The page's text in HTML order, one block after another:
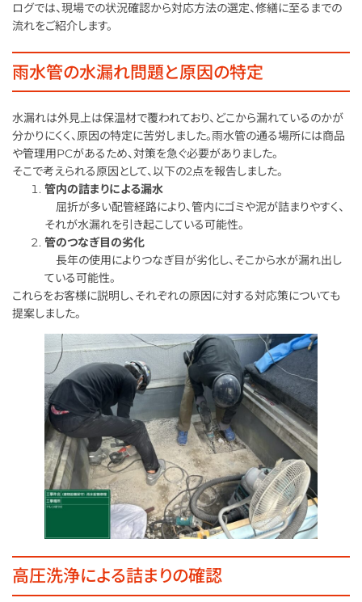
ログでは、現場での状況確認から対応方法の選定、修繕に至るまでの
流れをご紹介します。
雨水管の水漏れ問題と原因の特定
水漏れは外見上は保温材で覆われており、どこから漏れているのかが
分かりにくく、原因の特定に苦労しました。雨水管の通る場所には商品
や管理用PCがあるため、対策を急ぐ必要がありました。
そこで考えられる原因として、以下の2点を報告しました。
管内の詰まりによる漏水
屈折が多い配管経路により、管内にゴミや泥が詰まりやすく、
それが水漏れを引き起こしている可能性。
管のつなぎ目の劣化
長年の使用によりつなぎ目が劣化し、そこから水が漏れ出し
ている可能性。
これらをお客様に説明し、それぞれの原因に対する対応策についても
提案しました。
高圧洗浄による詰まりの確認